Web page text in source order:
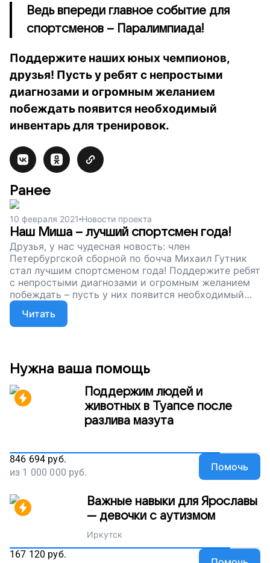
Ведь впереди главное событие для
спортсменов – Паралимпиада!
Поддержите наших юных чемпионов,
друзья! Пусть у ребят с непростыми
диагнозами и огромным желанием
побеждать появится необходимый
инвентарь для тренировок.
Ранее
10 февраля 2021 Новости проекта
Наш Миша – лучший спортсмен года!
Друзья, у нас чудесная новость: член
Петербургской сборной по бочча Михаил Гутник
стал лучшим спортсменом года! Поддержите ребят
с непростыми диагнозами и огромным желанием
побеждать – пусть у них появится необходимый
инвентарь для тренировок. Пусть они достигают
новых спортивных вершин, достойно представляя
нашу страну на международных соревнованиях.
Читать
Нужна ваша помощь
Поддержим людей и
животных в Туапсе после
разлива мазута
846 694 руб.
из 1 000 000 руб. Помочь
Важные навыки для Ярославы
— девочки с аутизмом
Иркутск
167 120 руб.